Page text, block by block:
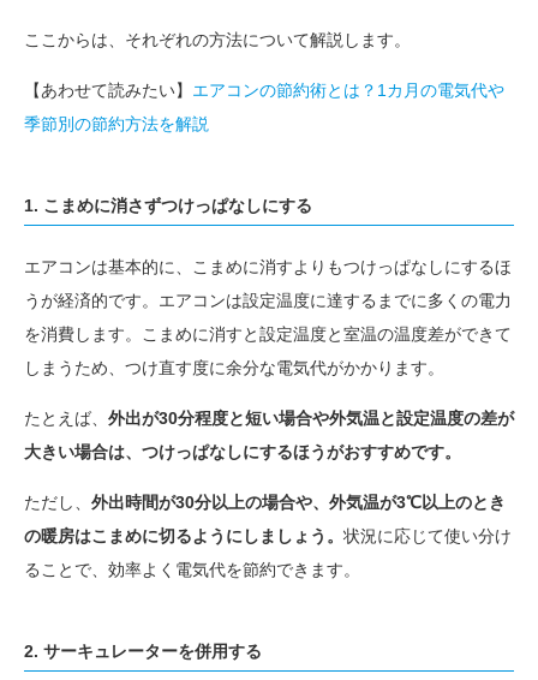
ここからは、それぞれの方法について解説します。
【あわせて読みたい】 エアコンの節約術とは？1カ月の電気代や
季節別の節約方法を解説
1. こまめに消さずつけっぱなしにする
エアコンは基本的に、こまめに消すよりもつけっぱなしにするほ
うが経済的です。エアコンは設定温度に達するまでに多くの電力
を消費します。こまめに消すと設定温度と室温の温度差ができて
しまうため、つけ直す度に余分な電気代がかかります。
たとえば、 外出が30分程度と短い場合や外気温と設定温度の差が
大きい場合は、つけっぱなしにするほうがおすすめです。
ただし、 外出時間が30分以上の場合や、外気温が3℃以上のとき
の暖房はこまめに切るようにしましょう。 状況に応じて使い分け
ることで、効率よく電気代を節約できます。
2. サーキュレーターを併用する